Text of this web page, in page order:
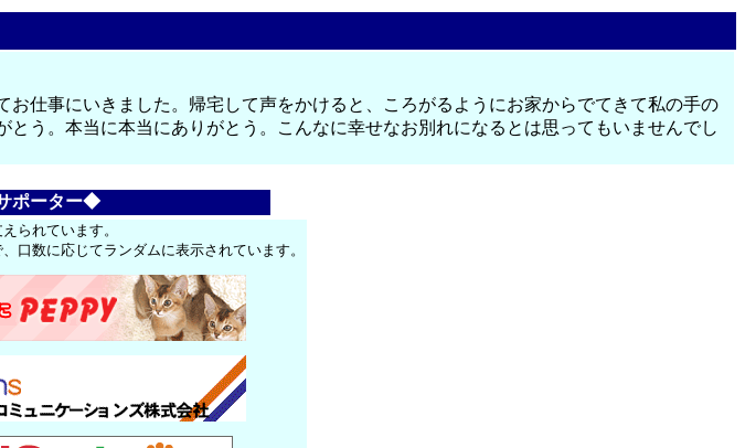
仕事にいきました。帰宅して声をかけると、ころがるようにお家からでてきて私の手の
う。本当に本当にありがとう。こんなに幸せなお別れになるとは思ってもいませんでし
ポーター◆
られています。
口数に応じてランダムに表示されています。